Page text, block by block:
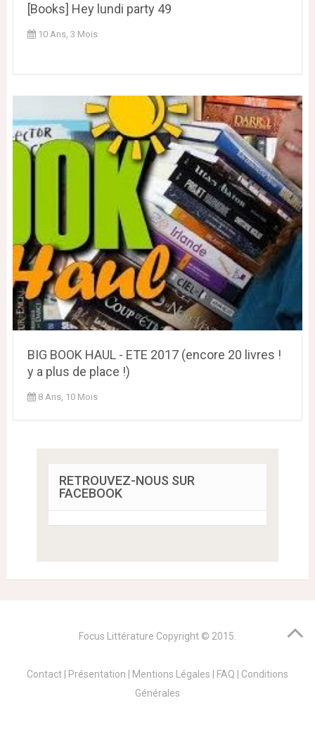
[Books] Hey lundi party 49
10 Ans, 3 Mois
BIG BOOK HAUL - ETE 2017 (encore 20 livres !
y a plus de place !)
8 Ans, 10 Mois
RETROUVEZ-NOUS SUR
FACEBOOK
Focus Littérature Copyright © 2015.
Contact Présentation Mentions Légales FAQ
Conditions
Générales